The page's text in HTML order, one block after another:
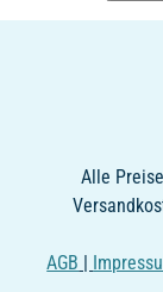
Alle
AGB |